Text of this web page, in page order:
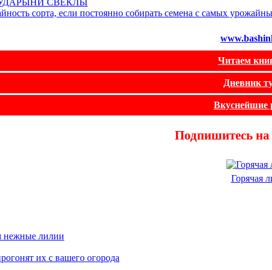
сорта, если постоянно собирать семена с самых
Читаем
Дневник
Вкуснейшие
Подпишитесь на
Горячая
нежные лилии
их с вашего огорода